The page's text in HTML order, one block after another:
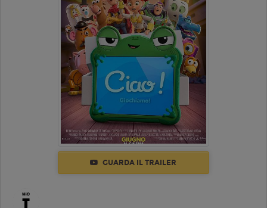
GUARDA IL TRAILER